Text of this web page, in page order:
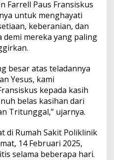
Farrell Paus Fransiskus
untuk menghayati
keberanian, dan
mereka yang paling
besar atas teladannya
Yesus, kami
kepada kasih
belas kasihan dari
Tritunggal,” ujarnya.
di Rumah Sakit Poliklinik
14 Februari 2025,
selama beberapa hari.